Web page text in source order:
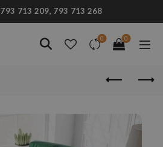
793 713 209, 793 713 268
0 0